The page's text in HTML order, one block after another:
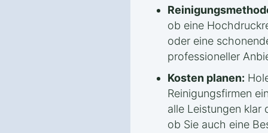
ob eine
oder eine
professioneller
Kosten planen:
Reinigungsfirmen
alle Leistungen klar
ob Sie auch eine